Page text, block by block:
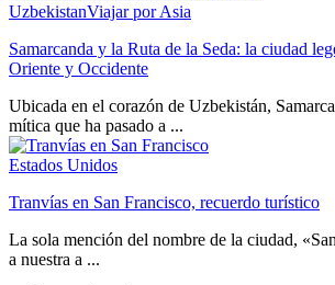
UzbekistanViajar por Asia
Samarcanda y la Ruta de la Seda: la ciudad
Oriente y Occidente
Ubicada en el corazón de Uzbekistán,
mítica que ha pasado a ...
Estados Unidos
Tranvías en San Francisco, recuerdo turístico
La sola mención del nombre de la ciudad,
a nuestra a ...